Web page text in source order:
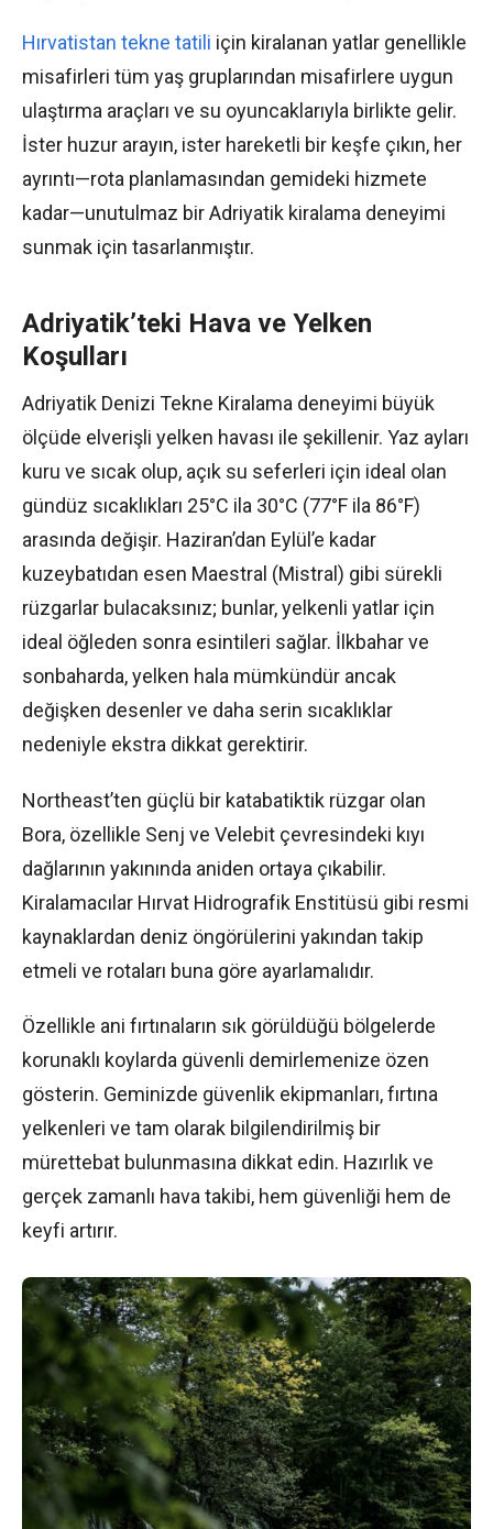
Hırvatistan tekne tatili için kiralanan yatlar genellikle
misafirleri tüm yaş gruplarından misafirlere uygun
ulaştırma araçları ve su oyuncaklarıyla birlikte gelir.
İster huzur arayın, ister hareketli bir keşfe çıkın, her
ayrıntı—rota planlamasından gemideki hizmete
kadar—unutulmaz bir Adriyatik kiralama deneyimi
sunmak için tasarlanmıştır.
Adriyatik’teki Hava ve Yelken
Koşulları
Adriyatik Denizi Tekne Kiralama deneyimi büyük
ölçüde elverişli yelken havası ile şekillenir. Yaz ayları
kuru ve sıcak olup, açık su seferleri için ideal olan
gündüz sıcaklıkları 25°C ila 30°C (77°F ila 86°F)
arasında değişir. Haziran’dan Eylül’e kadar
kuzeybatıdan esen Maestral (Mistral) gibi sürekli
rüzgarlar bulacaksınız; bunlar, yelkenli yatlar için
ideal öğleden sonra esintileri sağlar. İlkbahar ve
sonbaharda, yelken hala mümkündür ancak
değişken desenler ve daha serin sıcaklıklar
nedeniyle ekstra dikkat gerektirir.
Northeast’ten güçlü bir katabatiktik rüzgar olan
Bora, özellikle Senj ve Velebit çevresindeki kıyı
dağlarının yakınında aniden ortaya çıkabilir.
Kiralamacılar Hırvat Hidrografik Enstitüsü gibi resmi
kaynaklardan deniz öngörülerini yakından takip
etmeli ve rotaları buna göre ayarlamalıdır.
Özellikle ani fırtınaların sık görüldüğü bölgelerde
korunaklı koylarda güvenli demirlemenize özen
gösterin. Geminizde güvenlik ekipmanları, fırtına
yelkenleri ve tam olarak bilgilendirilmiş bir
mürettebat bulunmasına dikkat edin. Hazırlık ve
gerçek zamanlı hava takibi, hem güvenliği hem de
keyfi artırır.